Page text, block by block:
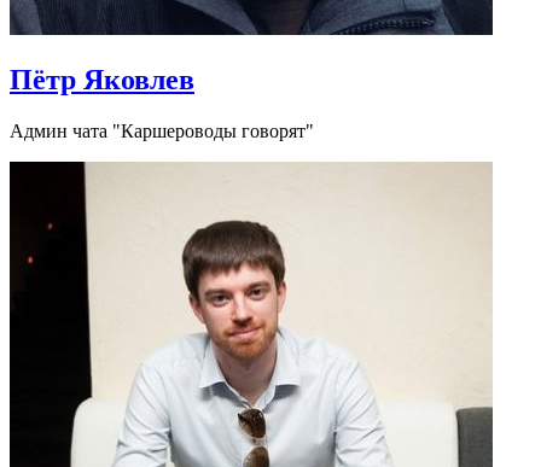
Пётр Яковлев
Админ чата "Каршероводы говорят"